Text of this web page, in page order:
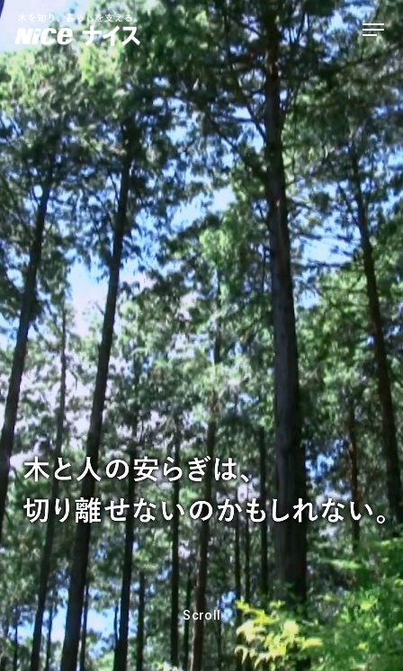
企業情報
事業紹介
株主・投資家の皆様へ
サステナビリティ
ニュース＆レポート
採用情報
住まい
お問い合わせ カスタマーセンター
Scroll